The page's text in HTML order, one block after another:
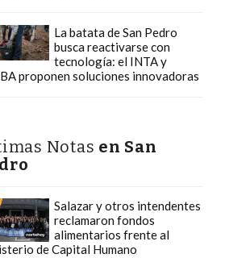
La batata de San Pedro
busca reactivarse con
tecnología: el INTA y
proponen soluciones innovadoras
Notas en San
Salazar y otros intendentes
reclamaron fondos
alimentarios frente al
de Capital Humano